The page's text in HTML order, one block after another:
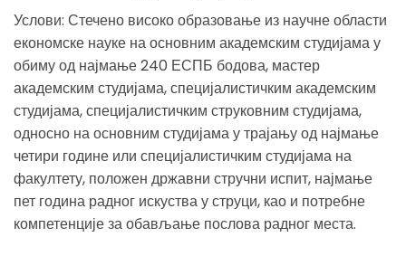
Услови: Стечено високо образовање из научне области
економске науке на основним академским студијама у
обиму од најмање 240 ЕСПБ бодова, мастер
академским студијама, специјалистичким академским
студијама, специјалистичким струковним студијама,
односно на основним студијама у трајању од најмање
четири године или специјалистичким студијама на
факултету, положен државни стручни испит, најмање
пет година радног искуства у струци, као и потребне
компетенције за обављање послова радног места.